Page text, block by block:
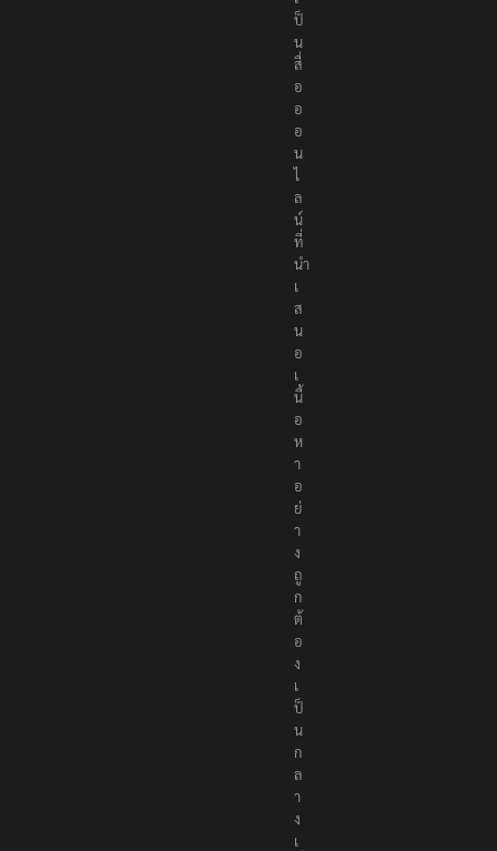
เ
ป็
น
สื่
อ
อ
อ
น
ไ
ล
น์
ที่
นำ
เ
ส
น
อ
เ
นื้
อ
ห
า
อ
ย่
า
ง
ถู
ก
ต้
อ
ง
เ
ป็
น
ก
ล
า
ง